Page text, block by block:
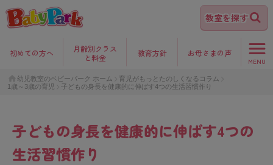
教室を探す
初めての方へ
月齢別クラス
と料金
教育方針 お母さまの声
MENU
幼児教室のベビーパーク ホーム
育児がもっとたのしくなるコラム
1歳～3歳の育児
子どもの身長を健康的に伸ばす4つの生活習慣作り
子どもの身長を健康的に伸ばす4つの
生活習慣作り